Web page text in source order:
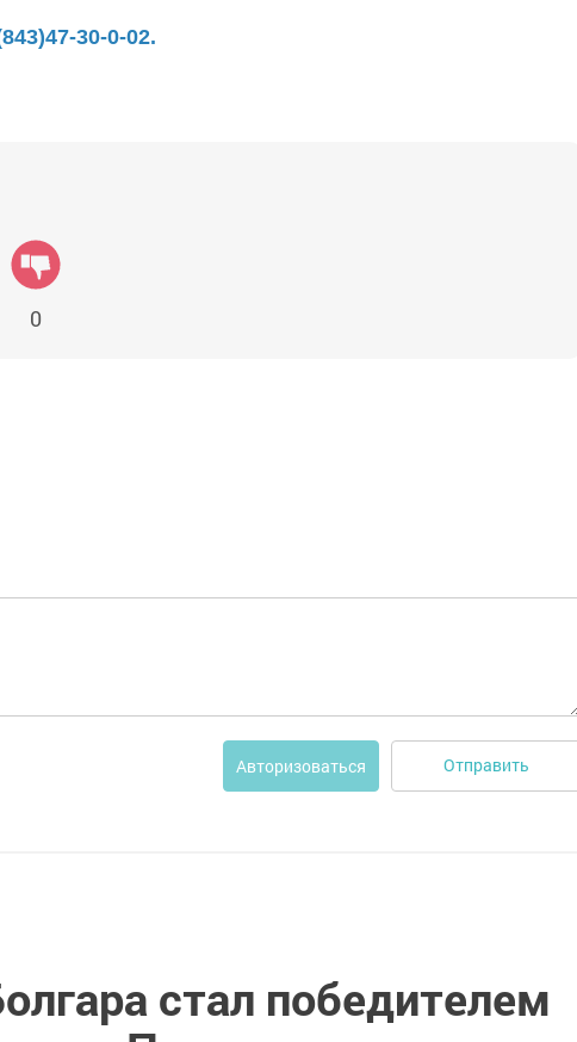
30-0-02.
0
Авторизоваться Отправить
стал победителем